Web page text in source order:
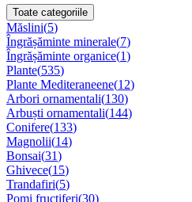
Toate categoriile
Măslini(5)
Îngrășăminte minerale(7)
Îngrășăminte organice(1)
Plante(535)
Plante Mediteraneene(12)
Arbori ornamentali(130)
Arbuști ornamentali(144)
Conifere(133)
Magnolii(14)
Bonsai(31)
Ghivece(15)
Trandafiri(5)
Pomi fructiferi(30)